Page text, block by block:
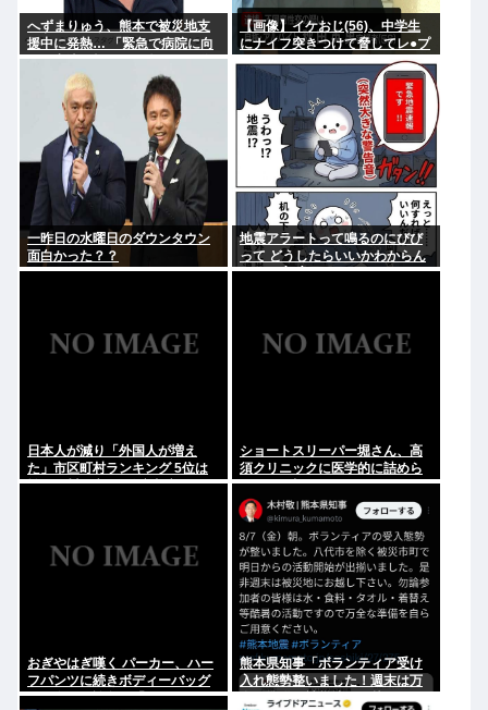
へずまりゅう、熊本で被災地支
援中に発熱… 「緊急で病院に向
かい点滴を打ったら楽に」 回復
【画像】イケおじ(56)、中学生
にナイフ突きつけて脅してレ●プ
www
一昨日の水曜日のダウンタウン
面白かった？？
地震アラートって鳴るのにびび
って どうしたらいいかわからん
よな(ヽ´ん`)
日本人が減り「外国人が増え
た」市区町村ランキング 5位は
埼玉県川口市、4位京都市
ショートスリーパー堀さん、高
須クリニックに医学的に詰めら
れてガチ切れwww
おぎやはぎ嘆く パーカー、ハー
フパンツに続きボディーバッグ
も”ダサい”論争に「なんでおじ
熊本県知事「ボランティア受け
入れ態勢整いました！週末は万
全な準備で被災地へお越しくだ